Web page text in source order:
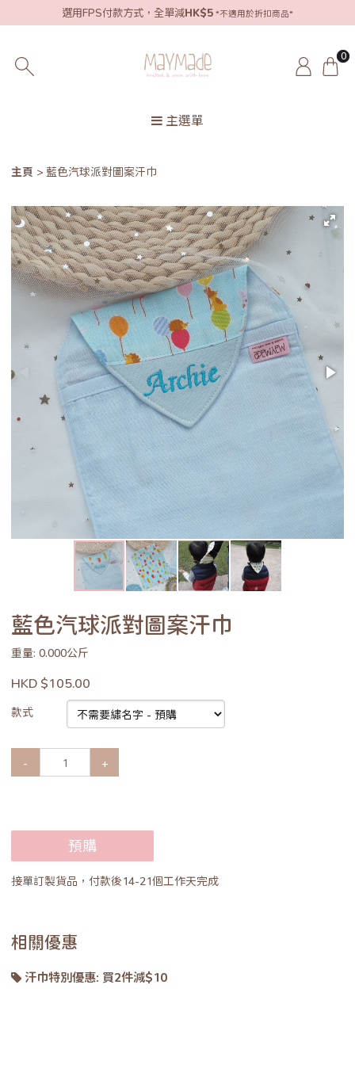
選用FPS付款方式，全單減HK$5 *不適用於折扣商品*
0
主選單
主頁 藍色汽球派對圖案汗巾
藍色汽球派對圖案汗巾
重量: 0.000公斤
HKD $105.00
款式
- +
預購
接單訂製貨品，付款後14-21個工作天完成
相關優惠
汗巾特別優惠: 買2件減$10